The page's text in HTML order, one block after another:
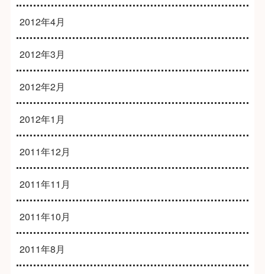
2012年4月
2012年3月
2012年2月
2012年1月
2011年12月
2011年11月
2011年10月
2011年8月